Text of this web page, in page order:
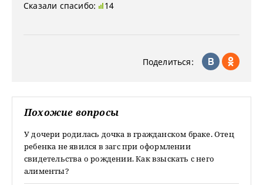
Сказали спасибо: 14
Поделиться:
Похожие вопросы
У дочери родилась дочка в гражданском браке. Отец
ребенка не явился в загс при оформлении
свидетельства о рождении. Как взыскать с него
алименты?